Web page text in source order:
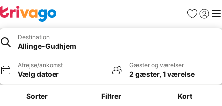
Favoritter
Log ind
Destination
Allinge-Gudhjem
Afrejse/ankomst
Vælg datoer
Gæster og værelser
2 gæster, 1 værelse
Sorter Filtrer Kort